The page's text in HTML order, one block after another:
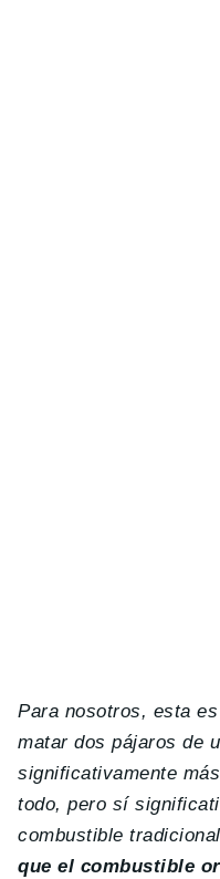
Para nosotros, esta
matar dos pájaros de
significativamente
todo, pero sí
combustible
que el combustible